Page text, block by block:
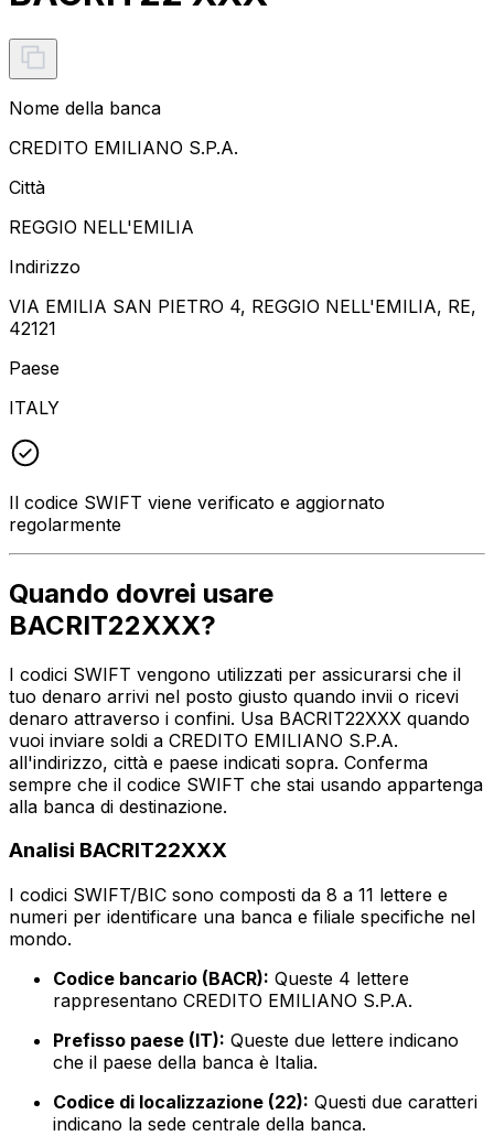
Nome della banca
CREDITO EMILIANO S.P.A.
Città
REGGIO NELL'EMILIA
Indirizzo
VIA EMILIA SAN PIETRO 4, REGGIO NELL'EMILIA, RE,
42121
Paese
ITALY
Il codice SWIFT viene verificato e aggiornato
regolarmente
Quando dovrei usare
BACRIT22XXX?
I codici SWIFT vengono utilizzati per assicurarsi che il
tuo denaro arrivi nel posto giusto quando invii o ricevi
denaro attraverso i confini. Usa BACRIT22XXX quando
vuoi inviare soldi a CREDITO EMILIANO S.P.A.
all'indirizzo, città e paese indicati sopra. Conferma
sempre che il codice SWIFT che stai usando appartenga
alla banca di destinazione.
Analisi BACRIT22XXX
I codici SWIFT/BIC sono composti da 8 a 11 lettere e
numeri per identificare una banca e filiale specifiche nel
mondo.
Codice bancario (BACR): Queste 4 lettere
rappresentano CREDITO EMILIANO S.P.A.
Prefisso paese (IT): Queste due lettere indicano
che il paese della banca è Italia.
Codice di localizzazione (22): Questi due caratteri
indicano la sede centrale della banca.